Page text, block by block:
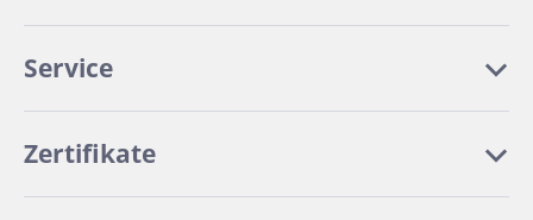
Service
Zertifikate